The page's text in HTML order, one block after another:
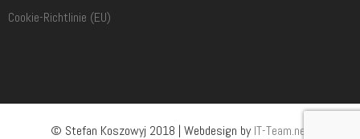
Cookie-Richtlinie (EU)
© Stefan Koszowyj 2018 | Webdesign byIT-Team.net